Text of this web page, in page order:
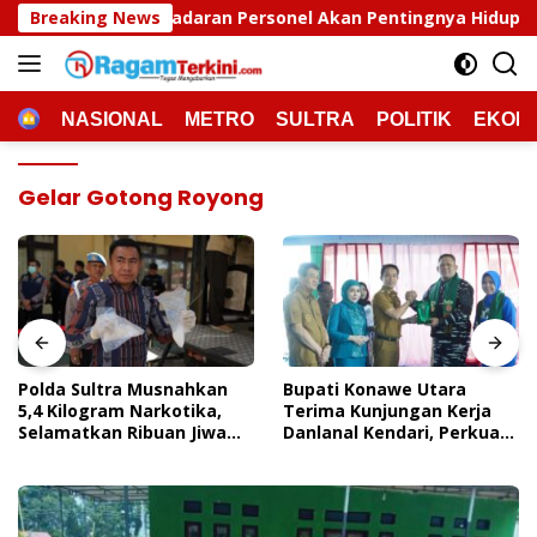
Langsung
ke
konten
Breaking News
Personel Akan Pentingnya Hidup Sehat Polda
HOMENASIONAL METRO SULTRA POLITIK
Gelar Gotong Royong
Polda Sultra Musnahkan
5,4 Kilogram Narkotika,
Selamatkan Ribuan Jiwa
Bupati Konawe Utara
Terima Kunjungan Kerja
Danlanal Kendari, Perkuat